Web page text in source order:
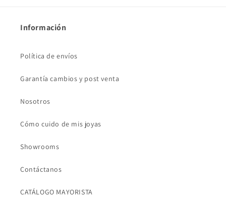
Información
Política de envíos
Garantía cambios y post venta
Nosotros
Cómo cuido de mis joyas
Showrooms
Contáctanos
CATÁLOGO MAYORISTA